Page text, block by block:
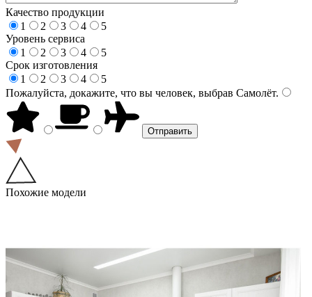
Качество продукции
1
2 3 4
5
Уровень сервиса
1
2 3 4
5
Срок изготовления
1
2 3 4
5
Пожалуйста, докажите, что вы человек, выбрав Самолёт.
Похожие модели